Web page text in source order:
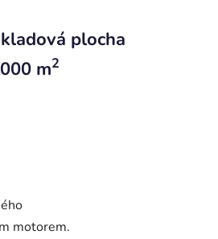
plocha
m2
motorem.